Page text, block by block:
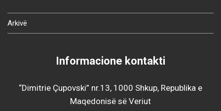
Arkivë
Informacione kontakti
“Dimitrie Çupovski” nr.13, 1000 Shkup, Republika e
Maqedonisë së Veriut